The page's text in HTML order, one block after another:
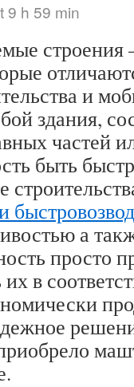
9 h 59 min
строения
и
здания,
частей
быть
а
просто
в